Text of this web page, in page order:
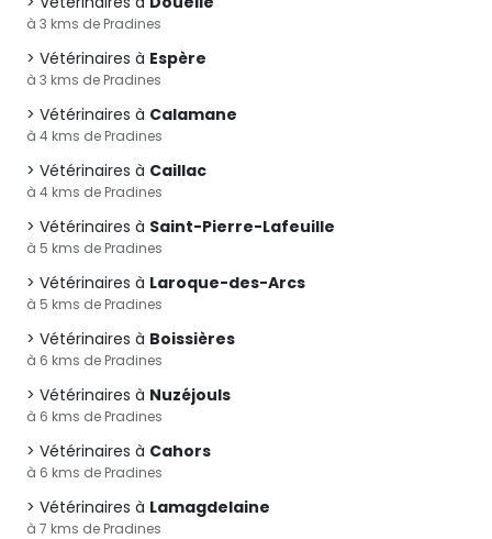
à 3 kms de Pradines
Vétérinaires à Espère
à 3 kms de Pradines
Vétérinaires à Calamane
à 4 kms de Pradines
Vétérinaires à Caillac
à 4 kms de Pradines
Vétérinaires à Saint-Pierre-Lafeuille
à 5 kms de Pradines
Vétérinaires à Laroque-des-Arcs
à 5 kms de Pradines
Vétérinaires à Boissières
à 6 kms de Pradines
Vétérinaires à Nuzéjouls
à 6 kms de Pradines
Vétérinaires à Cahors
à 6 kms de Pradines
Vétérinaires à Lamagdelaine
à 7 kms de Pradines